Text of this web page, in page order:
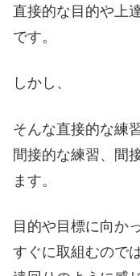
直接的な目的や上
です。
しかし、
そんな直接的な練
間接的な練習、間
ます。
目的や目標に向か
すぐに取組むので